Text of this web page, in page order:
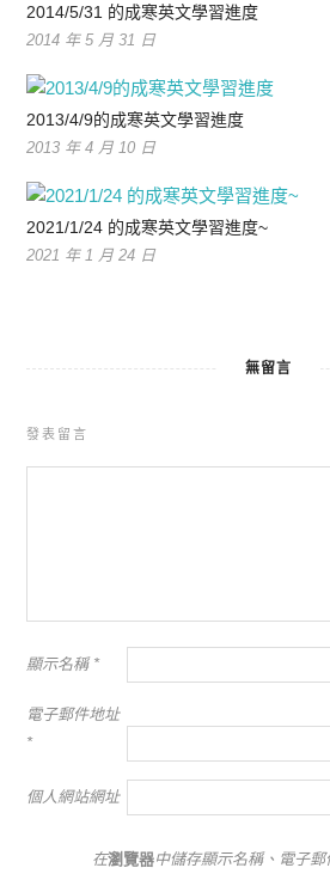
2014/5/31 的成寒英文學習進度
2014 年 5 月 31 日
2013/4/9的成寒英文學習進度
2013 年 4 月 10 日
2021/1/24 的成寒英文學習進度~
2021 年 1 月 24 日
無留言
發表留言
顯示名稱 *
電子郵件地址
*
個人網站網址
在瀏覽器中儲存顯示名稱、電子